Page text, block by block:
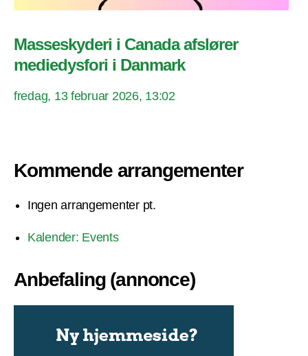
Masseskyderi i Canada afslører
mediedysfori i Danmark
fredag, 13 februar 2026, 13:02
Kommende arrangementer
Ingen arrangementer pt.
Kalender: Events
Anbefaling (annonce)